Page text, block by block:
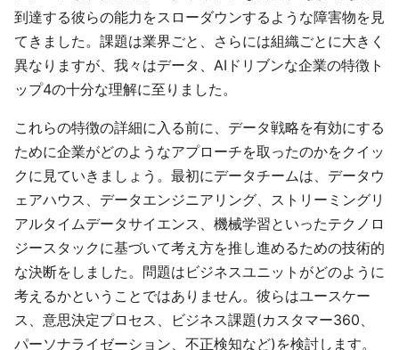
到達する彼らの能力をスローダウンするような障害物を見
てきました。課題は業界ごと、さらには組織ごとに大きく
異なりますが、我々はデータ、AIドリブンな企業の特徴ト
ップ4の十分な理解に至りました。
これらの特徴の詳細に入る前に、データ戦略を有効にする
ために企業がどのようなアプローチを取ったのかをクイッ
クに見ていきましょう。最初にデータチームは、データウ
ェアハウス、データエンジニアリング、ストリーミングリ
アルタイムデータサイエンス、機械学習といったテクノロ
ジースタックに基づいて考え方を推し進めるための技術的
な決断をしました。問題はビジネスユニットがどのように
考えるかということではありません。彼らはユースケー
ス、意思決定プロセス、ビジネス課題(カスタマー360、
パーソナライゼーション、不正検知など)を検討します。